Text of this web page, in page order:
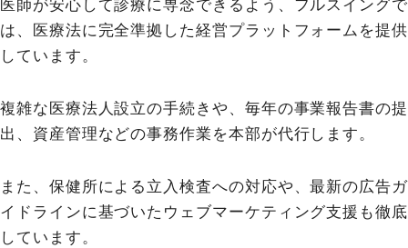
医師が安心して診療に専念できるよう、フルスイングで
は、医療法に完全準拠した経営プラットフォームを提供
しています。
複雑な医療法人設立の手続きや、毎年の事業報告書の提
出、資産管理などの事務作業を本部が代行します。
また、保健所による立入検査への対応や、最新の広告ガ
イドラインに基づいたウェブマーケティング支援も徹底
しています。